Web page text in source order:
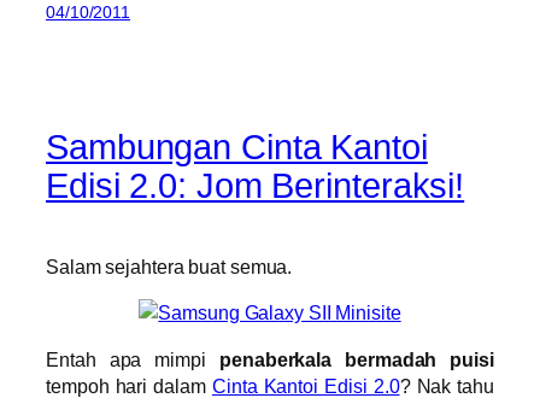
04/10/2011
Sambungan Cinta Kantoi
Edisi 2.0: Jom Berinteraksi!
Salam sejahtera buat semua.
Entah apa mimpi penaberkala bermadah puisi
tempoh hari dalam Cinta Kantoi Edisi 2.0? Nak tahu